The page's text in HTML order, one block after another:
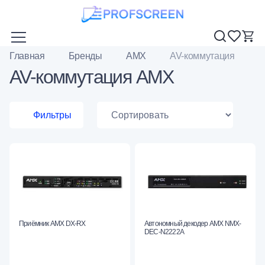
Главная Бренды AMX AV-коммутация
AV-коммутация AMX
Фильтры
Приёмник AMX DX-RX
Автономный декодер AMX NMX-
DEC-N2222A